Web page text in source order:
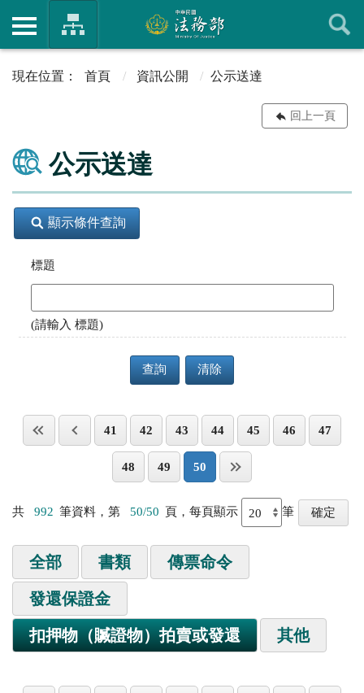
首頁 資訊公開 公示送達
回上一頁
公示送達
顯示條件查詢
標題
(請輸入 標題)
查詢 清除
41 42 43 44 45 46 47
48 49 50
共 992 筆資料，第 50/50 頁，每頁顯示 筆
全部 書類 傳票命令
發還保證金
扣押物（贓證物）拍賣或發還 其他